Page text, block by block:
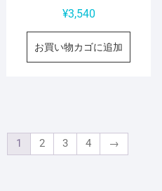
¥3,540
お買い物カゴに追加
1 2 3 4 →